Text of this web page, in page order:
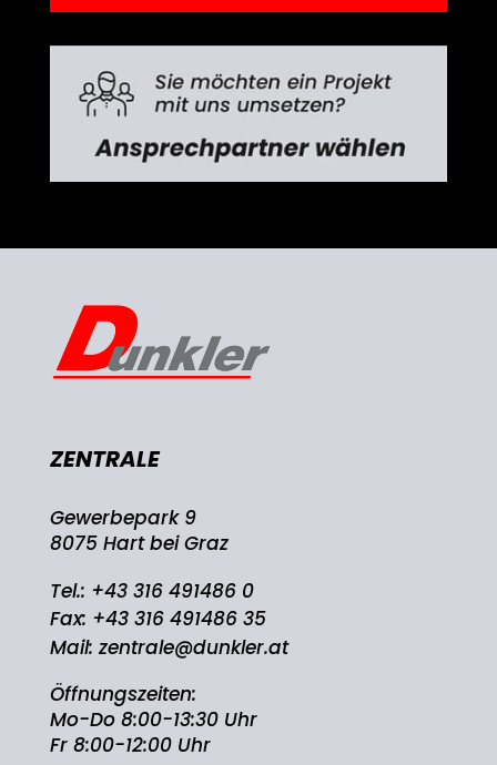
ZENTRALE
Gewerbepark 9
8075 Hart bei Graz
Tel.: +43 316 491486 0
Fax: +43 316 491486 35
Mail: zentrale@dunkler.at
Öffnungszeiten:
Mo-Do 8:00-13:30 Uhr
Fr 8:00-12:00 Uhr